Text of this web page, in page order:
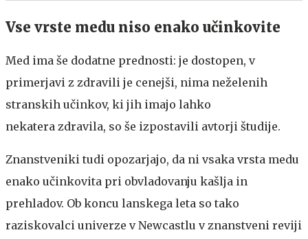
Vse vrste medu niso enako učinkovite
Med ima še dodatne prednosti: je dostopen, v
primerjavi z zdravili je cenejši, nima neželenih
stranskih učinkov, ki jih imajo lahko
nekatera zdravila, so še izpostavili avtorji študije.
Znanstveniki tudi opozarjajo, da ni vsaka vrsta medu
enako učinkovita pri obvladovanju kašlja in
prehladov. Ob koncu lanskega leta so tako
raziskovalci univerze v Newcastlu v znanstveni reviji